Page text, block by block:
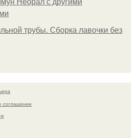
трубы. Сборка лавочки без
соглашение